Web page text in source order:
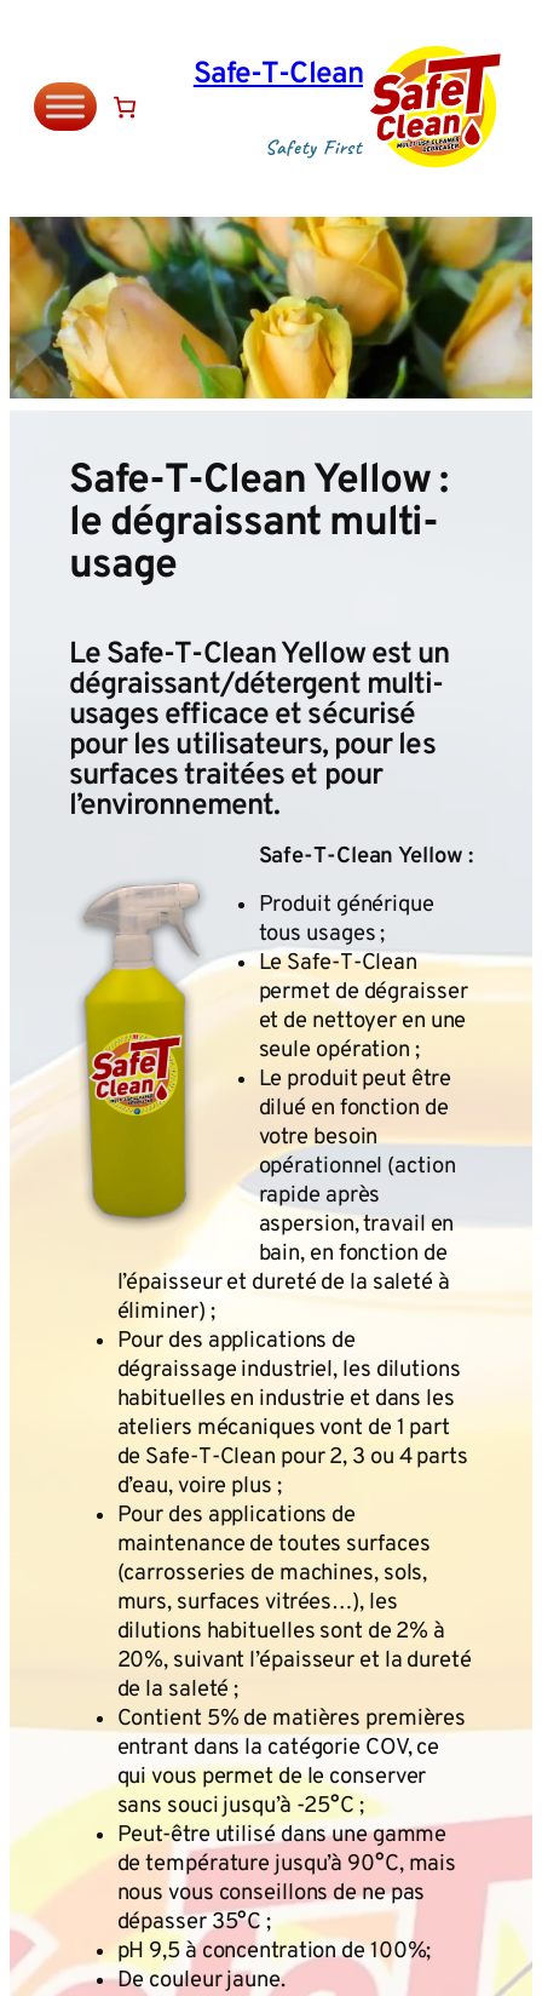
contenu
Safe‑T‑Clean
Safety First
Safe‑T‑Clean Yellow :
le dégraissant multi-
usage
Le Safe‑T‑Clean Yellow est un
dégraissant/détergent multi-
usages efficace et sécurisé
pour les utilisateurs, pour les
surfaces traitées et pour
l’environnement.
Safe‑T‑Clean Yellow :
Produit générique
tous usages ;
Le Safe‑T‑Clean
permet de dégraisser
et de nettoyer en une
seule opération ;
Le produit peut être
dilué en fonction de
votre besoin
opérationnel (action
rapide après
aspersion, travail en
bain, en fonction de
l’épaisseur et dureté de la saleté à
éliminer) ;
Pour des applications de
dégraissage industriel, les dilutions
habituelles en industrie et dans les
ateliers mécaniques vont de 1 part
de Safe‑T‑Clean pour 2, 3 ou 4 parts
d’eau, voire plus ;
Pour des applications de
maintenance de toutes surfaces
(carrosseries de machines, sols,
murs, surfaces vitrées…), les
dilutions habituelles sont de 2% à
20%, suivant l’épaisseur et la dureté
de la saleté ;
Contient 5% de matières premières
entrant dans la catégorie COV, ce
qui vous permet de le conserver
sans souci jusqu’à -25°C ;
Peut-être utilisé dans une gamme
de température jusqu’à 90°C, mais
nous vous conseillons de ne pas
dépasser 35°C ;
pH 9,5 à concentration de 100%;
De couleur jaune.